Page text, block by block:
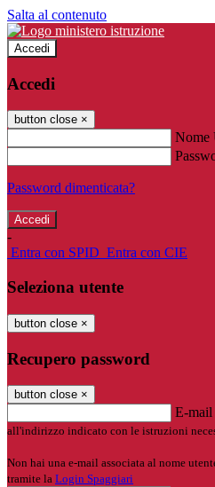
Salta al contenuto
Accedi
Accedi
button close ×
Nome
Password dimenticata?
-
Entra con SPID Entra con CIE
Seleziona utente
button close ×
Recupero password
button close ×
E-mail
all'indirizzo indicato con le istruzioni
Non hai una e-mail associata al nome
tramite la Login Spaggiari